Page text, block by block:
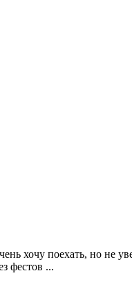
хочу поехать, но не
фестов ...